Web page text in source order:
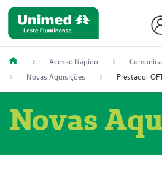
Acesso Rápido
Novas Aquisições
Novas